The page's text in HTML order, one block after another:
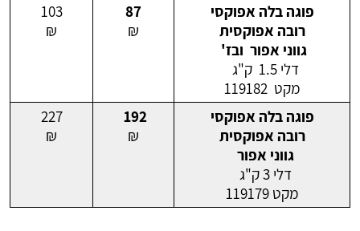
פוגה בלה אפוקסי
רובה אפוקסית
גווני אפור ובז'
דלי 1.5 ק"ג
מקט 119182
87
₪
103
₪
פוגה בלה אפוקסי
רובה אפוקסית
גווני אפור
דלי 3 ק"ג
מקט 119179
192
₪
227
₪